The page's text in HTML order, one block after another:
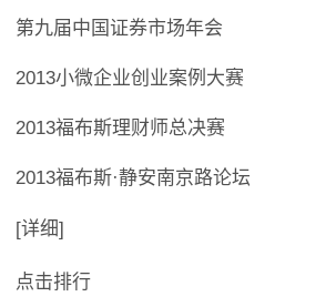
第九届中国证券市场年会
2013小微企业创业案例大赛
2013福布斯理财师总决赛
2013福布斯·静安南京路论坛
[详细]
点击排行